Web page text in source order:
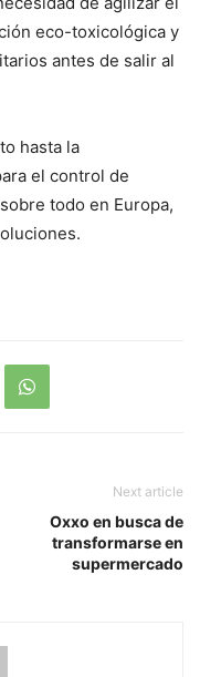
eco-toxicológica y
antes de salir al
hasta la
el control de
todo en Europa,
Next article
Oxxo en busca de
transformarse en
supermercado